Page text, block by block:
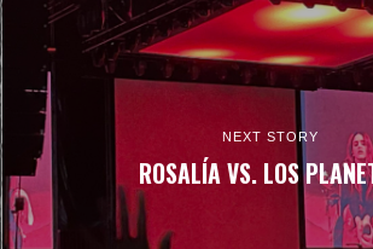
NEXT STORY
ROSALÍA VS. LOS